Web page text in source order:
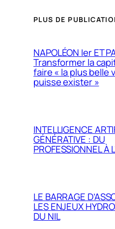
PLUS DE
NAPOLÉON Ier ET
Transformer la
faire « la plus belle
puisse exister »
INTELLIGENCE
GÉNÉRATIVE : DU
PROFESSIONNEL À
LE BARRAGE
LES ENJEUX
DU NIL